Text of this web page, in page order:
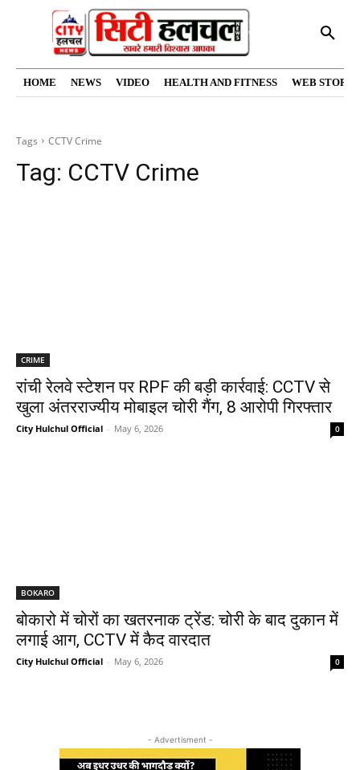
HOME NEWS VIDEO HEALTH AND FITNESS WEB
Tags CCTV Crime
Tag: CCTV Crime
CRIME
रांची रेलवे स्टेशन पर RPF की बड़ी कार्रवाई: CCTV से
खुला अंतरराज्यीय मोबाइल चोरी गैंग, 8 आरोपी गिरफ्तार
City Hulchul Official - May 6, 2026 0
BOKARO
बोकारो में चोरों का खतरनाक ट्रेंड: चोरी के बाद दुकान में
लगाई आग, CCTV में कैद वारदात
City Hulchul Official - May 6, 2026 0
- Advertisment -